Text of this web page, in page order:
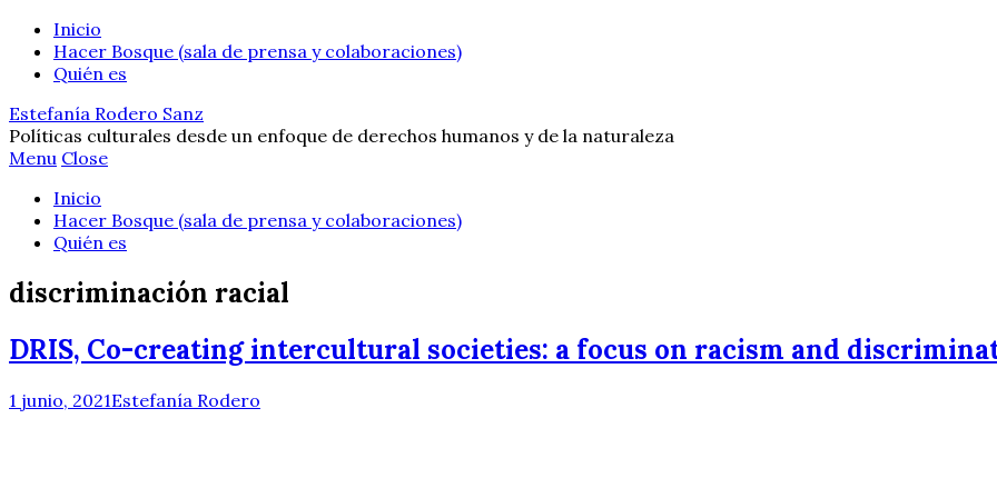
Inicio
Hacer Bosque (sala de prensa y colaboraciones)
Quién es
Estefanía Rodero Sanz
Políticas culturales desde un enfoque de derechos humanos y de la naturaleza
Menu Close
Inicio
Hacer Bosque (sala de prensa y colaboraciones)
Quién es
discriminación racial
DRIS, Co-creating intercultural societies: a focus on racism and
1 junio, 2021Estefanía Rodero